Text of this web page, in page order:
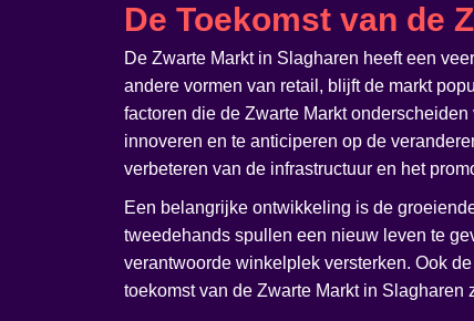
De Toekomst van de
De Zwarte Markt in Slagharen heeft een
andere vormen van retail, blijft de markt
factoren die de Zwarte Markt
innoveren en te anticiperen op de
verbeteren van de infrastructuur en het
Een belangrijke ontwikkeling is de
tweedehands spullen een nieuw leven te
verantwoorde winkelplek versterken. Ook
toekomst van de Zwarte Markt in